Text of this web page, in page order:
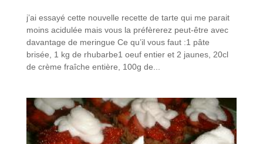
j’ai essayé cette nouvelle recette de tarte qui me parait
moins acidulée mais vous la préfèrerez peut-être avec
davantage de meringue Ce qu’il vous faut :1 pâte
brisée, 1 kg de rhubarbe1 oeuf entier et 2 jaunes, 20cl
de crème fraîche entière, 100g de...